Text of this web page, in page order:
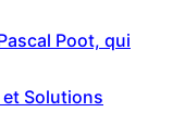
Poot, qui
Solutions